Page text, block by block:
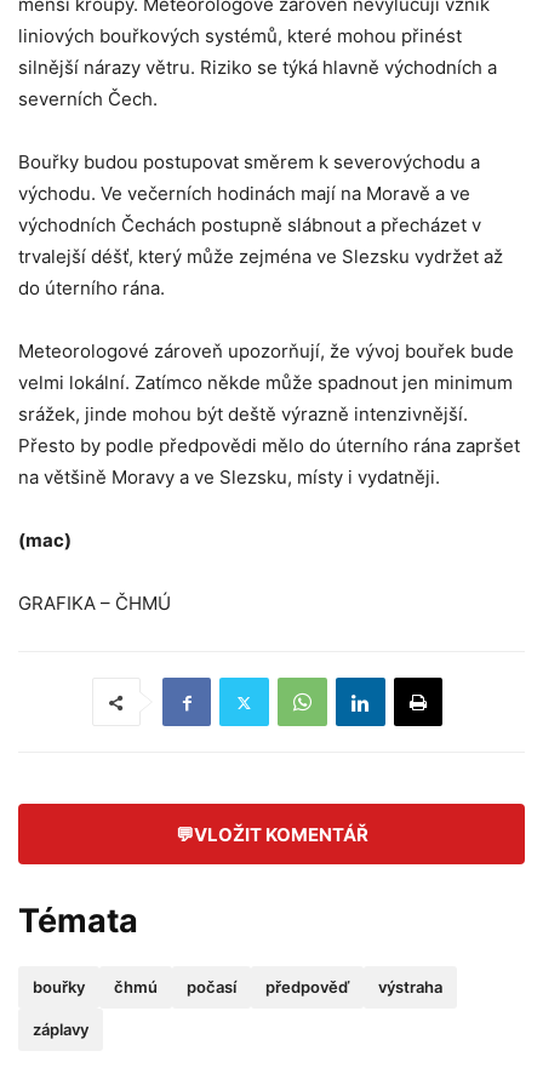
liniových bouřkových systémů, které mohou přinést
silnější nárazy větru. Riziko se týká hlavně východních a
severních Čech.
Bouřky budou postupovat směrem k severovýchodu a
východu. Ve večerních hodinách mají na Moravě a ve
východních Čechách postupně slábnout a přecházet v
trvalejší déšť, který může zejména ve Slezsku vydržet až
do úterního rána.
Meteorologové zároveň upozorňují, že vývoj bouřek bude
velmi lokální. Zatímco někde může spadnout jen minimum
srážek, jinde mohou být deště výrazně intenzivnější.
Přesto by podle předpovědi mělo do úterního rána zapršet
na většině Moravy a ve Slezsku, místy i vydatněji.
(mac)
GRAFIKA – ČHMÚ
💬VLOŽIT KOMENTÁŘ
Témata
bouřky čhmú počasí předpověď výstraha
záplavy